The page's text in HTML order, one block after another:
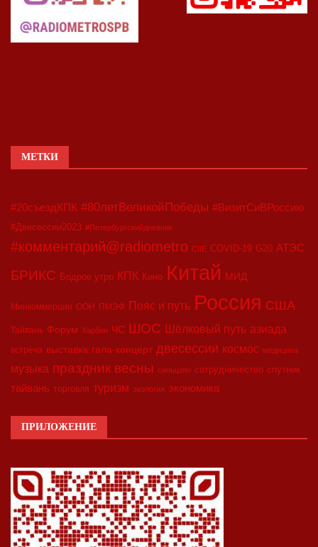
МЕТКИ
#20съездКПК #80летВеликойПобеды #ВизитСиВРоссию
#Двесессии2023 #Петербургскийдневник
#комментарий@radiometro CIIE COVID-19 G20 АТЭС
БРИКС Бодрое утро КПК Кино Китай МИД
Минкоммерции ООН ПМЭФ Пояс и путь Россия США
Тайвань Форум Харбин ЧС ШОС Шёлковый путь азиада
встреча выставка гала-концерт двесессии космос медицина
музыка праздник весны синьцзян сотрудничество спутник
тайвань торговля туризм экология экономика
ПРИЛОЖЕНИЕ